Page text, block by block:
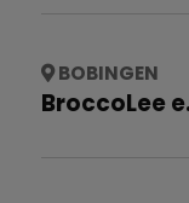
BOBINGEN
BroccoLee